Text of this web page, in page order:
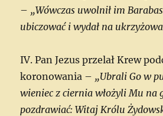
– „Wówczas uwolnił im
ubiczować i wydał na
IV. Pan Jezus przelał Krew
koronowania – „Ubrali Go w
wieniec z ciernia włożyli Mu na
pozdrawiać: Witaj Królu